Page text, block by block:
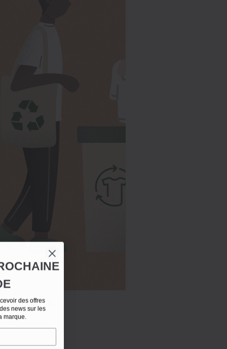
avec MUJI
des offres
news sur les
marque.